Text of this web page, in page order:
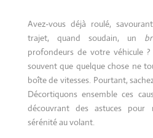
Avez-vous déjà roulé,
trajet, quand soudain, un
profondeurs de votre véhicule
souvent que quelque chose ne
boîte de vitesses. Pourtant,
Décortiquons ensemble ces
découvrant des astuces pour
sérénité au volant.